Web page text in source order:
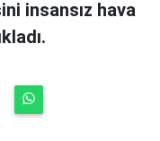
insansız hava